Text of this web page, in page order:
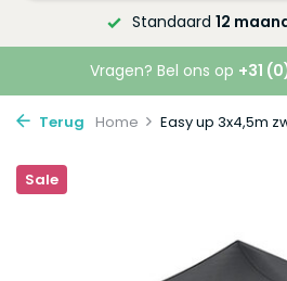
Altijd de laagste
Vragen? Bel ons op +31
Terug Home Easy up 3x4,5m
Sale